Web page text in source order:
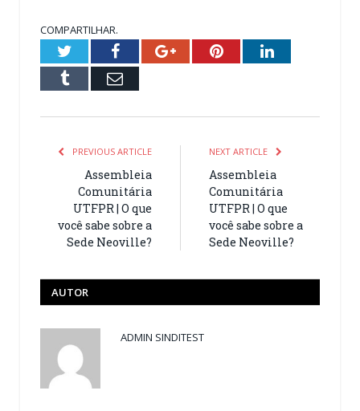
COMPARTILHAR.
TwitterFacebookGoogle+PinterestLinkedIn
Tumblr Email
PREVIOUS ARTICLE
Assembleia
Comunitária
UTFPR | O que
você sabe sobre a
Sede Neoville?
NEXT ARTICLE
Assembleia
Comunitária
UTFPR | O que
você sabe sobre a
Sede Neoville?
AUTOR
ADMIN SINDITEST